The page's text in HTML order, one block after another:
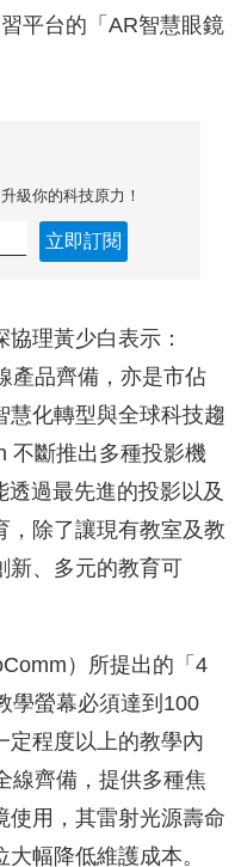
平台的「AR智慧眼鏡
級你的科技原力！
立即訂閱
理黃少白表示：
產品齊備，亦是市佔
慧化轉型與全球科技趨
不斷推出多種投影機
過最先進的投影以及
，除了讓現有教室及教
新、多元的教育可
）所提出的「4
學螢幕必須達到100
定程度以上的教學內
線齊備，提供多種焦
使用，其雷射光源壽命
幅降低維護成本。